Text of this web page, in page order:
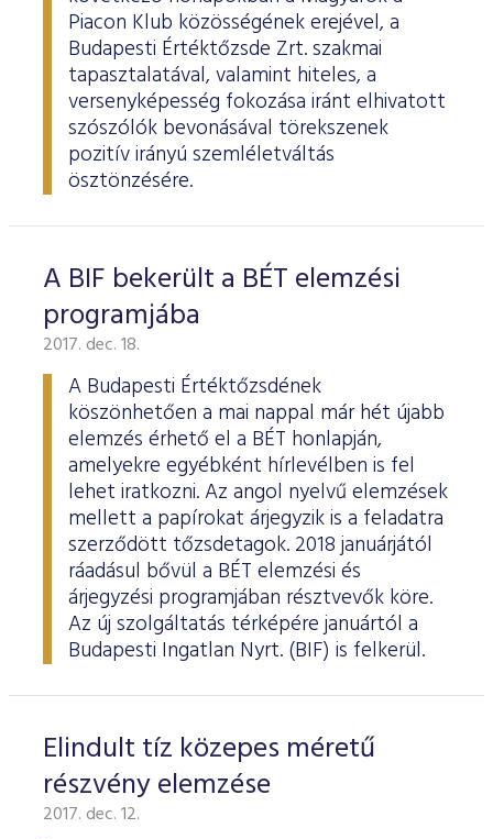
ESG Útmutató
Piacon Klub közösségének erejével, a
Budapesti Értéktőzsde Zrt. szakmai
tapasztalatával, valamint hiteles, a
versenyképesség fokozása iránt elhivatott
szószólók bevonásával törekszenek
pozitív irányú szemléletváltás
ösztönzésére.
A BIF bekerült a BÉT elemzési
programjába
2017. dec. 18.
A Budapesti Értéktőzsdének
köszönhetően a mai nappal már hét újabb
elemzés érhető el a BÉT honlapján,
amelyekre egyébként hírlevélben is fel
lehet iratkozni. Az angol nyelvű elemzések
mellett a papírokat árjegyzik is a feladatra
szerződött tőzsdetagok. 2018 januárjától
ráadásul bővül a BÉT elemzési és
árjegyzési programjában résztvevők köre.
Az új szolgáltatás térképére januártól a
Budapesti Ingatlan Nyrt. (BIF) is felkerül.
Elindult tíz közepes méretű
részvény elemzése
2017. dec. 12.